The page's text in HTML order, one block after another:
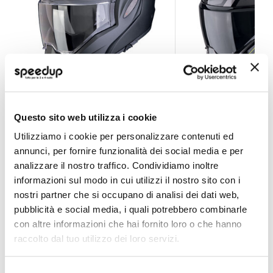
Questo sito web utilizza i cookie
Utilizziamo i cookie per personalizzare contenuti ed
annunci, per fornire funzionalità dei social media e per
analizzare il nostro traffico. Condividiamo inoltre
informazioni sul modo in cui utilizzi il nostro sito con i
nostri partner che si occupano di analisi dei dati web,
pubblicità e social media, i quali potrebbero combinarle
con altre informazioni che hai fornito loro o che hanno
raccolto dal tuo utilizzo dei loro servizi.
Casco Modulare Exo-Tech Evo Pro
SCORPION EXO
Nero opaco perlato
EXTRA SCONTI PER ISCRITTI
399,90 € 376,00 €
Spedizione gratuita!
Casco Modulare
369,90 € 348,00 €
Spedizione gratuita!